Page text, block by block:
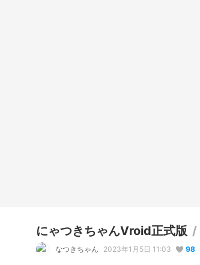
にゃつきちゃんVroid正式版 /
なつきちゃん 2023年1月5日 11:03 98